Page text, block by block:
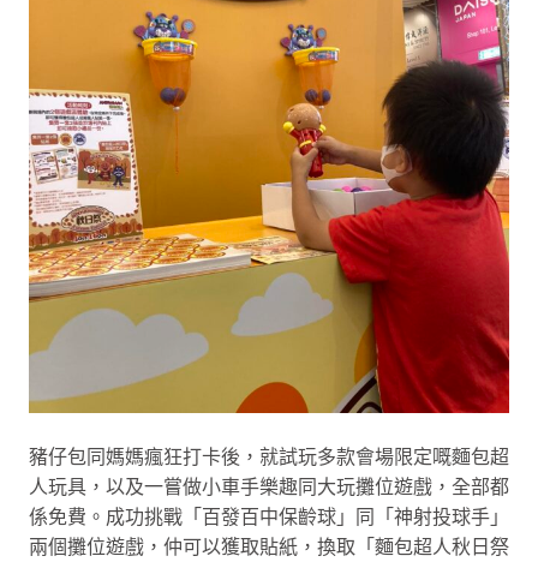
豬仔包同媽媽瘋狂打卡後，就試玩多款會場限定嘅麵包超
人玩具，以及一嘗做小車手樂趣同大玩攤位遊戲，全部都
係免費。成功挑戰「百發百中保齡球」同「神射投球手」
兩個攤位遊戲，仲可以獲取貼紙，換取「麵包超人秋日祭